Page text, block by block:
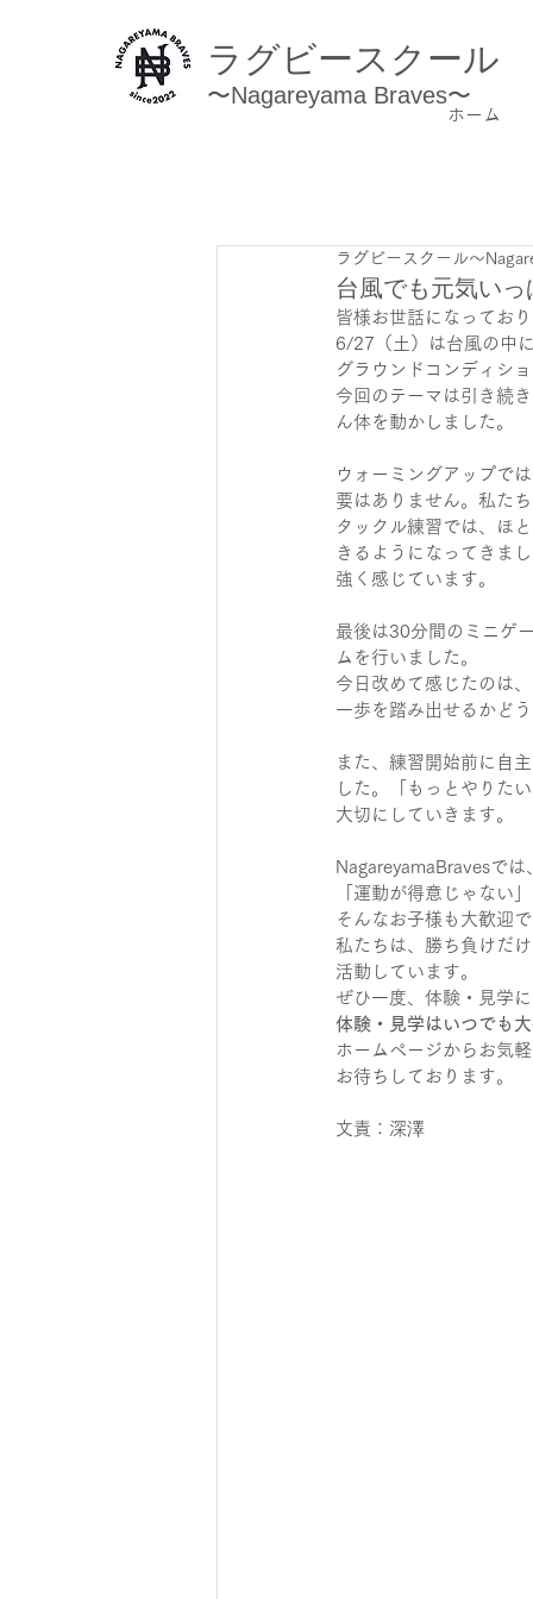
ラグビースクール
〜Nagareyama Braves〜
ホーム
台風でも元気い
ラグビースクール～
皆様お世話になってお
6/27（土）は台風の中
グラウンドコンディシ
今回のテーマは引き続
ん体を動かしました。
ウォーミングアップで
要はありません。私た
タックル練習では、ほ
きるようになってきま
強く感じています。
最後は30分間のミニゲ
ムを行いました。
今日改めて感じたのは、
一歩を踏み出せるかど
また、練習開始前に自
した。「もっとやりた
大切にしていきます。
NagareyamaBravesでは
「運動が得意じゃない
そんなお子様も大歓迎
私たちは、勝ち負けだ
活動しています。
ぜひ一度、体験・見学
体験・見学はいつでも
ホームページからお気
お待ちしております。
文責：深澤